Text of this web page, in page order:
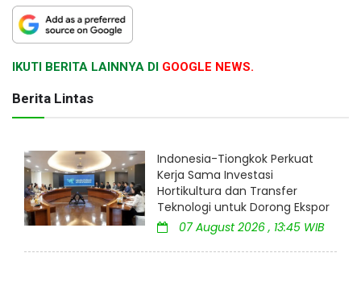
IKUTI BERITA LAINNYA DI GOOGLE NEWS.
Berita Lintas
Indonesia-Tiongkok Perkuat
Kerja Sama Investasi
Hortikultura dan Transfer
Teknologi untuk Dorong Ekspor
07 August 2026 , 13:45 WIB